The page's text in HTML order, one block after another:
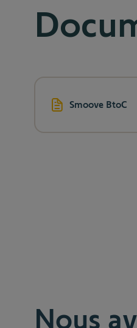
Smoove BtoC
Nous